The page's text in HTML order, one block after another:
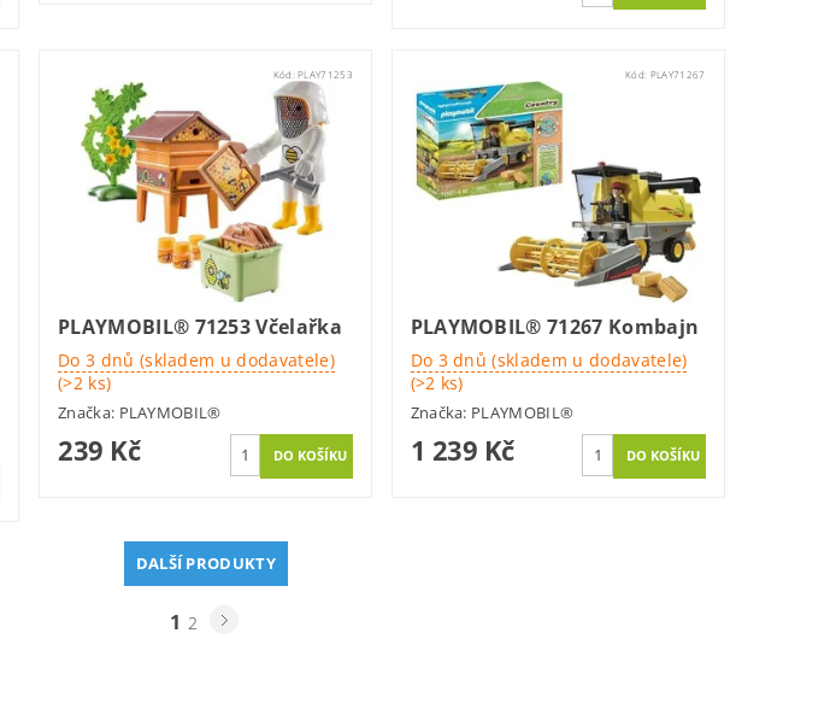
Kód:PLAY71253
PLAYMOBIL® 71253 Včelařka
Do 3 dnů (skladem u dodavatele)
(>2 ks)
Značka: PLAYMOBIL®
239 Kč
Kód: PLAY71267
PLAYMOBIL® 71267 Kombajn
Do 3 dnů (skladem u dodavatele)
(>2 ks)
Značka: PLAYMOBIL®
1 239 Kč
DALŠÍ PRODUKTY
1 2